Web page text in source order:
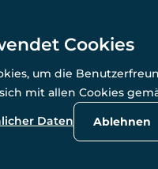
© Alle Rechte
Powered by
Cookies
um die
mit allen Cookies
Daten Ablehnen